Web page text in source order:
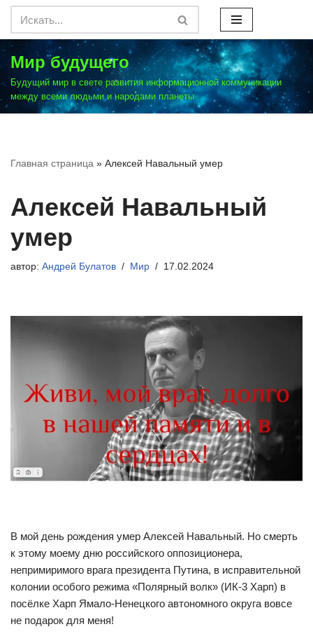
Перейти
к
содержимому
Мир будущего
Будущий мир в свете развития информационной коммуникации
между всеми людьми и народами планеты
Главная страница » Алексей Навальный умер
Алексей Навальный
умер
автор: Андрей Булатов Мир 17.02.2024
В мой день рождения умер Алексей Навальный. Но смерть
к этому моему дню российского оппозиционера,
непримиримого врага президента Путина, в исправительной
колонии особого режима «Полярный волк» (ИК-3 Харп) в
посёлке Харп Ямало-Ненецкого автономного округа вовсе
не подарок для меня!